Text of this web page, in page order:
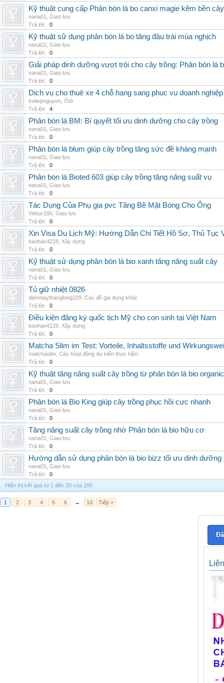
Kỹ thuật cung cấp Phân bón lá bo canxi magie kẽm bền cây
nana01
Giao lưu
Trả lời:
0
Kỹ thuật sử dụng phân bón lá bo tăng đậu trái mùa nghịch
nana01
Giao lưu
Trả lời:
0
Giải pháp dinh dưỡng vượt trội cho cây trồng: Phân bón lá
nana01
Giao lưu
Trả lời:
0
Dịch vụ cho thuê xe 4 chỗ hạng sang phục vụ doanh
todiepnguyen Ôtô
Trả lời:
4
Phân bón lá BM: Bí quyết tối ưu dinh dưỡng cho cây trồng
nana01
Giao lưu
Trả lời:
0
Phân bón lá blum giúp cây trồng tăng sức đề kháng mạnh
nana01
Giao lưu
Trả lời:
0
Phân bón lá Bioted 603 giúp cây trồng tăng năng suất vụ
nana01
Giao lưu
Trả lời:
0
Tác Dụng Của Phụ gia pvc Tăng Bề Mặt Bóng Cho Ống
Vietuc190 Giao lưu
Trả lời:
0
Xin Visa Du Lịch Mỹ: Hướng Dẫn Chi Tiết Hồ Sơ, Thủ Tục
baohan4228 Xây dựng
Trả lời:
0
Kỹ thuật sử dụng phân bón lá bio xanh tăng năng suất cây
nana01
Giao lưu
Trả lời:
0
Tủ giữ nhiệt 0826
dienmaythanglong229 Các đồ gia dụng khác
Trả lời:
0
Điều kiện đăng ký quốc tịch Mỹ cho con sinh tại Việt Nam
baohan4228 Xây dựng
Trả lời:
0
Matcha Slim im Test: Vorteile, Inhaltsstoffe und
matchaslim Các hoạt động dự kiến thực hiện
Trả lời:
0
Kỹ thuật tăng năng suất cây trồng từ phân bón lá bio organic
nana01
Giao lưu
Trả lời:
0
Phân bón lá Bio King giúp cây trồng phục hồi cực nhanh
nana01
Giao lưu
Trả lời:
0
Tăng năng suất cây trồng nhờ Phân bón lá bio hữu cơ
nana01
Giao lưu
Trả lời:
0
Hướng dẫn sử dụng phân bón lá bio bizz tối ưu dinh dưỡng
nana01
Giao lưu
Trả lời:
0
Hiển thị kết quả từ 1 đến 20 của 200
1 2 3 4 5 6 → 10 Tiếp >